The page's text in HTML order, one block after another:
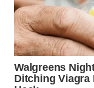
DAIRI
WN
DANAU
TOBA